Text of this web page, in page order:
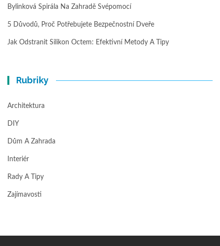
Bylinková Spirála Na Zahradě Svépomocí
5 Důvodů, Proč Potřebujete Bezpečnostní Dveře
Jak Odstranit Silikon Octem: Efektivní Metody A Tipy
Rubriky
Architektura
DIY
Dům A Zahrada
Interiér
Rady A Tipy
Zajímavosti